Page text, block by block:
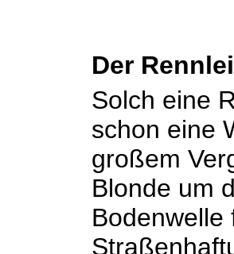
Der
Solch eine
schon eine
großem
Blonde um
Bodenwelle